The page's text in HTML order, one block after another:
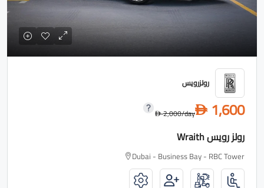
رولزرويس
D 1,600
D2,000/day
رولز رويس Wraith
Dubai - Business Bay - RBC Tower